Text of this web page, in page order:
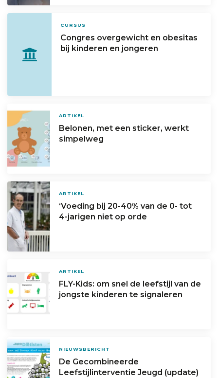
CURSUS
Congres overgewicht en obesitas
bij kinderen en jongeren
ARTIKEL
Belonen, met een sticker, werkt
simpelweg
ARTIKEL
‘Voeding bij 20-40% van de 0- tot
4-jarigen niet op orde
ARTIKEL
FLY-Kids: om snel de leefstijl van de
jongste kinderen te signaleren
NIEUWSBERICHT
De Gecombineerde
Leefstijlinterventie Jeugd (update)